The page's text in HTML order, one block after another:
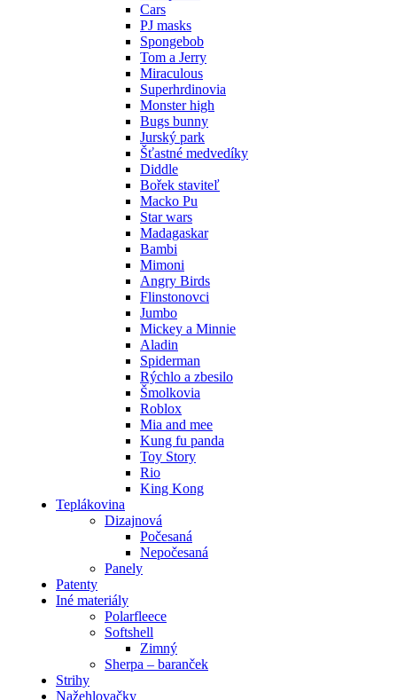
Cars
PJ masks
Spongebob
Tom a Jerry
Miraculous
Superhrdinovia
Monster high
Bugs bunny
Jurský park
Šťastné medvedíky
Diddle
Bořek staviteľ
Macko Pu
Star wars
Madagaskar
Bambi
Mimoni
Angry Birds
Flinstonovci
Jumbo
Mickey a Minnie
Aladin
Spiderman
Rýchlo a zbesilo
Šmolkovia
Roblox
Mia and mee
Kung fu panda
Toy Story
Rio
King Kong
Teplákovina
Dizajnová
Počesaná
Nepočesaná
Panely
Patenty
Iné materiály
Polarfleece
Softshell
Zimný
Sherpa – baranček
Strihy
Nažehlovačky